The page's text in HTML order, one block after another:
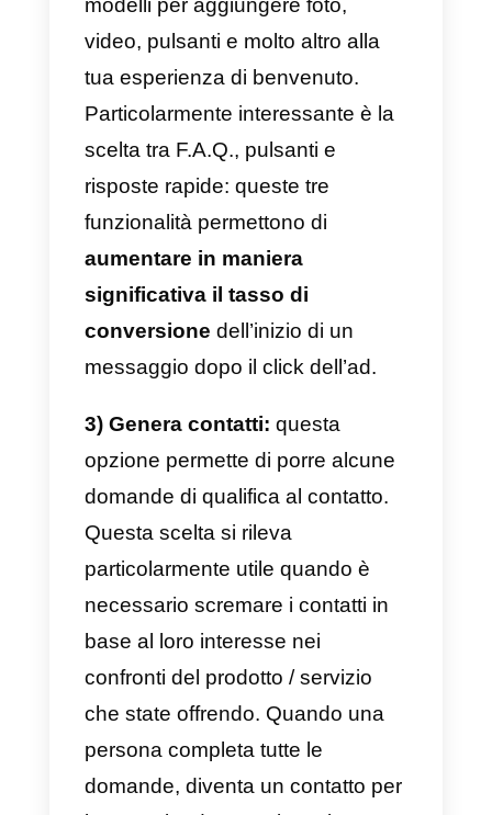
identico alla creazione di una
normale Facebook ad),
scendiamo all’ultima sezione
chiamata “Configurazione di
Messenger”.
Perchè questa sezione è
fondamentale per creare una
Facebook ad di successo?
Semplice: Facebook richiede un
doppio opt-in da parte dell’utente;
questo significa che non basta
che il contatto clicchi sulla vostra
ad per iniziare a chattare. Il click
sull’ad porterà solo all’apertura di
una finestra di Messenger dove
l’utente dovrà poi svolgere
un’ulteriore azione (vediamo qui